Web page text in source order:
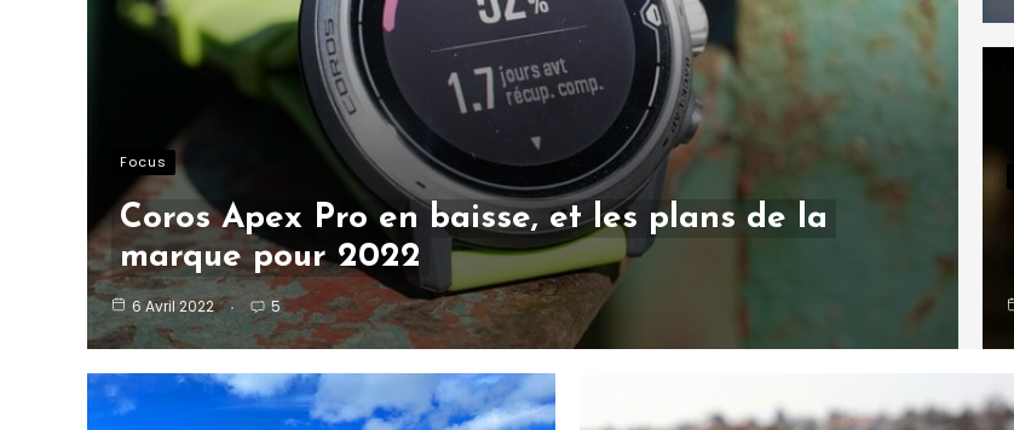
Focus
Coros Apex Pro en baisse, et les plans de la
marque pour 2022
6 Avril 2022 5